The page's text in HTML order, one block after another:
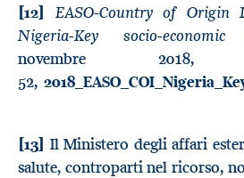
[12]
EASO-Country of Origin
Nigeria-Key socio-economic
novembre
52,
[13] Il Ministero degli affari
salute, controparti nel ricorso,